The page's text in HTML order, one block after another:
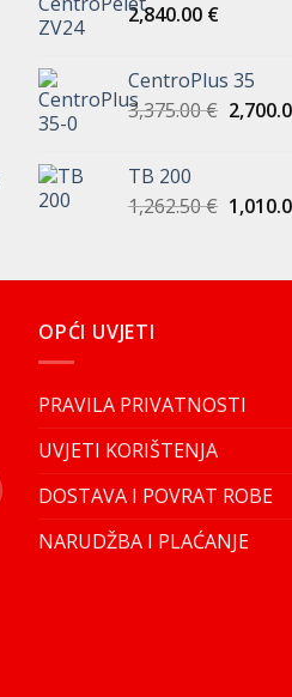
2,840.00 €
CentroPlus 35
3,375.00€
TB 200
1,262.50€
je:
OPĆI UVJETI
PRAVILA PRIVATNOSTI
UVJETI KORIŠTENJA
DOSTAVA I POVRAT ROBE
NARUDŽBA I PLAĆANJE